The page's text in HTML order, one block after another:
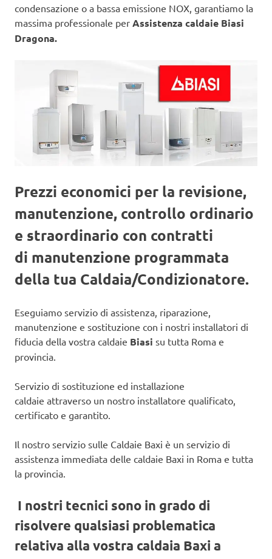
condensazione o a bassa emissione NOX, garantiamo la
massima professionale per Assistenza caldaie Biasi
Dragona.
Prezzi economici per la revisione,
manutenzione, controllo ordinario
e straordinario con contratti
di manutenzione programmata
della tua Caldaia/Condizionatore.
Eseguiamo servizio di assistenza, riparazione,
manutenzione e sostituzione con i nostri installatori di
fiducia della vostra caldaie Biasi su tutta Roma e
provincia.
Servizio di sostituzione ed installazione
caldaie attraverso un nostro installatore qualificato,
certificato e garantito.
Il nostro servizio sulle Caldaie Baxi è un servizio di
assistenza immediata delle caldaie Baxi in Roma e tutta
la provincia.
I nostri tecnici sono in grado di
risolvere qualsiasi problematica
relativa alla vostra caldaia Baxi a